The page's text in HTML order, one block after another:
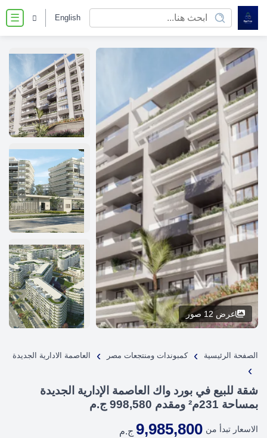
☰ English
عرض 12 صور
الصفحة الرئيسية › كمبوندات ومنتجعات مصر › العاصمة الادارية الجديدة
›
شقة للبيع في بورد واك العاصمة الإدارية الجديدة
بمساحة 231م² ومقدم 998,580 ج.م
الاسعار تبدأ من 9,985,800 ج.م